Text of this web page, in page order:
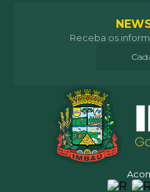
Receba os